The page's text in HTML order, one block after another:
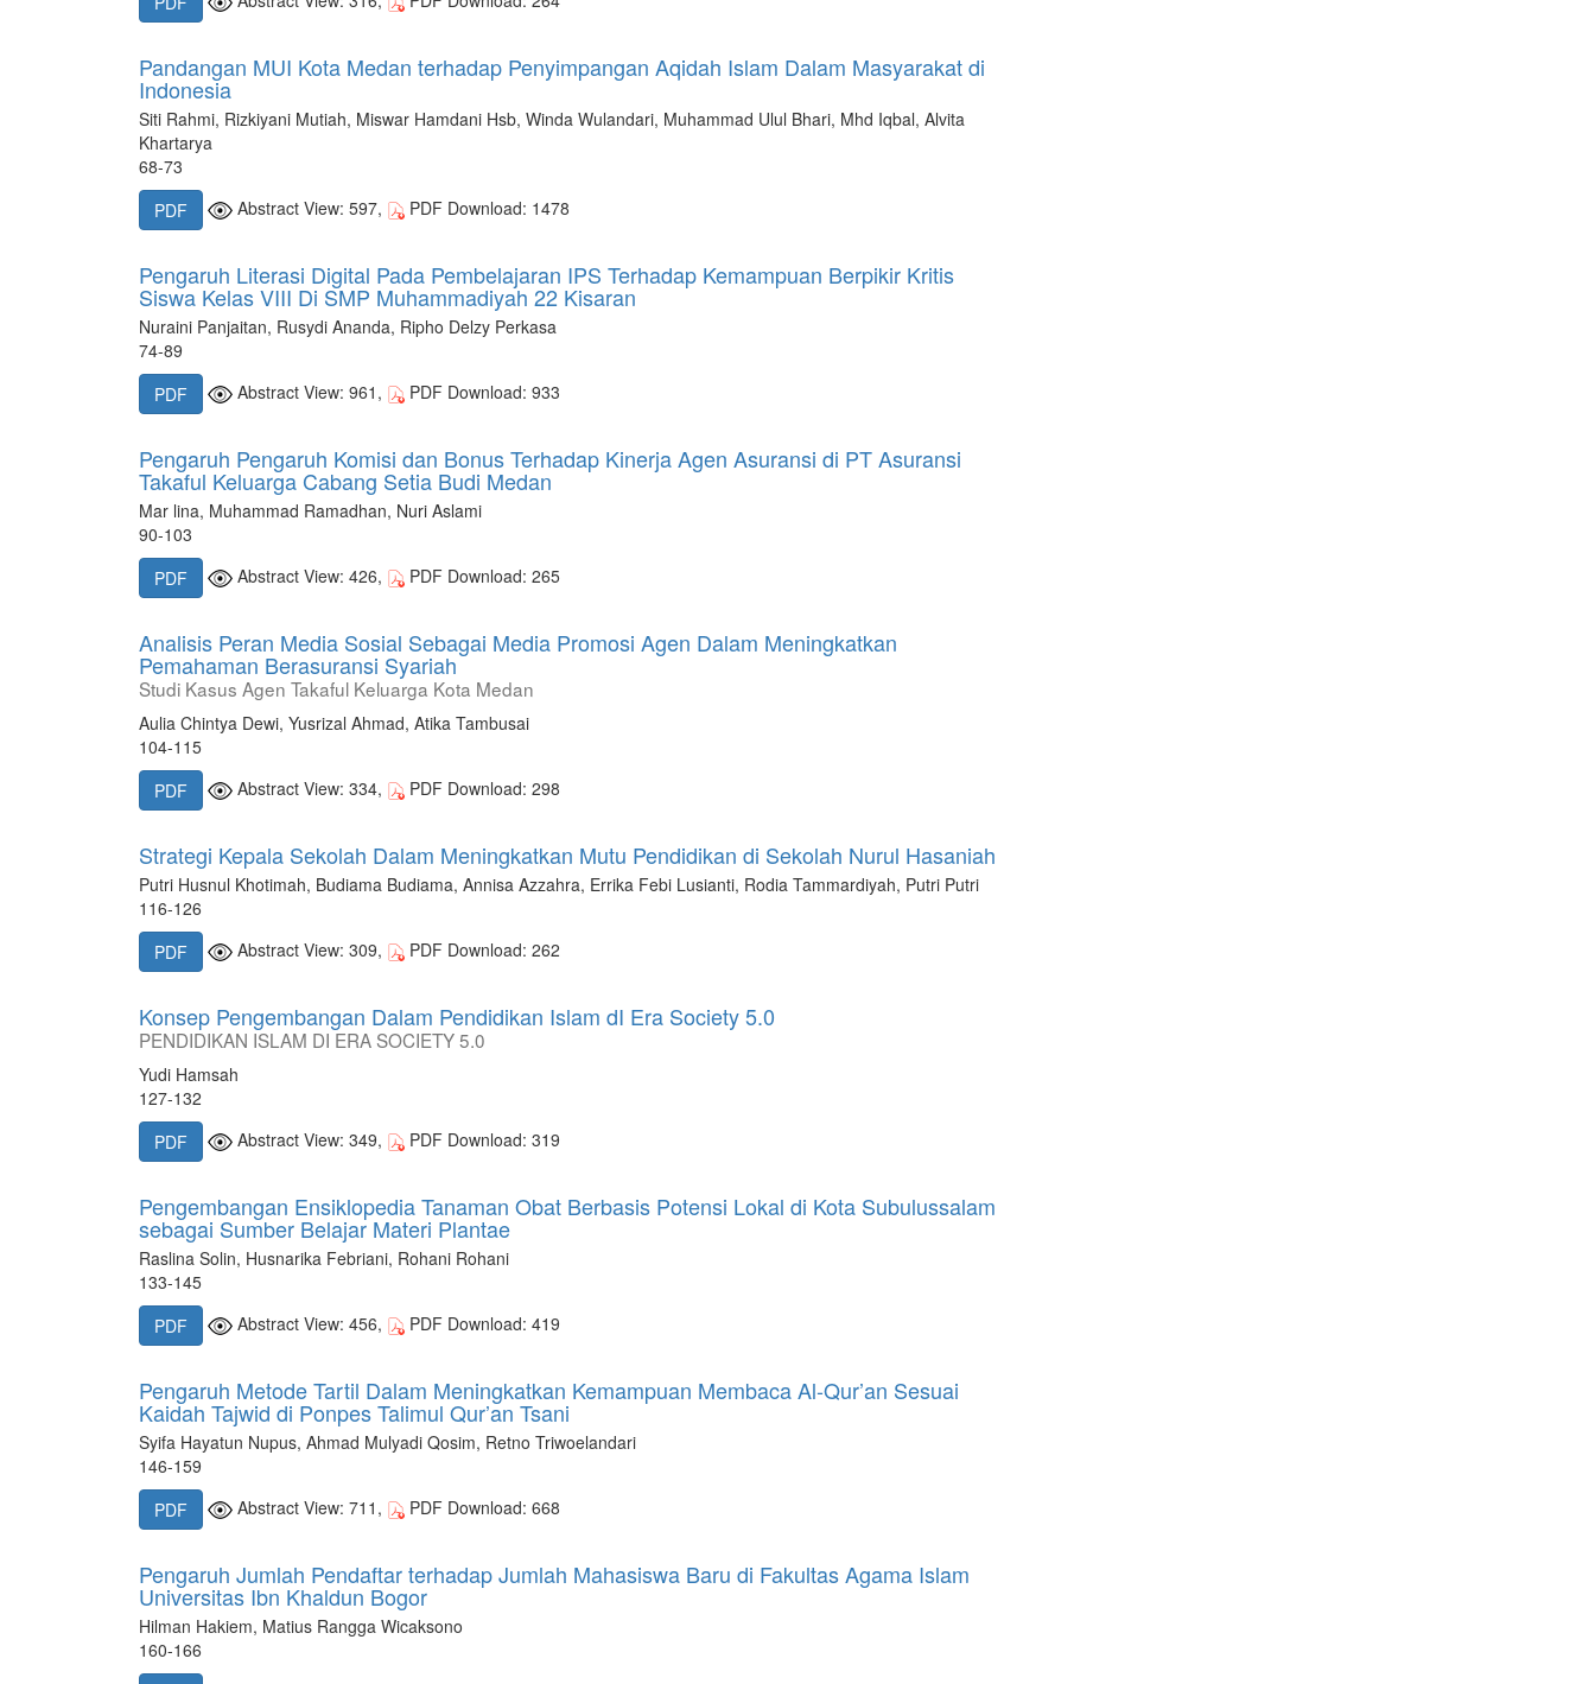
Pandangan MUI Kota Medan terhadap Penyimpangan Aqidah Islam Dalam Masyarakat di
Indonesia
Siti Rahmi, Rizkiyani Mutiah, Miswar Hamdani Hsb, Winda Wulandari, Muhammad Ulul Bhari, Mhd Iqbal, Alvita
Khartarya
68-73
PDF
Abstract View: 597, PDF Download: 1478
Pengaruh Literasi Digital Pada Pembelajaran IPS Terhadap Kemampuan Berpikir Kritis
Siswa Kelas VIII Di SMP Muhammadiyah 22 Kisaran
Nuraini Panjaitan, Rusydi Ananda, Ripho Delzy Perkasa
74-89
PDF
Abstract View: 961, PDF Download: 933
Pengaruh Pengaruh Komisi dan Bonus Terhadap Kinerja Agen Asuransi di PT Asuransi
Takaful Keluarga Cabang Setia Budi Medan
Mar lina, Muhammad Ramadhan, Nuri Aslami
90-103
PDF
Abstract View: 426, PDF Download: 265
Analisis Peran Media Sosial Sebagai Media Promosi Agen Dalam Meningkatkan
Pemahaman Berasuransi Syariah
Studi Kasus Agen Takaful Keluarga Kota Medan
Aulia Chintya Dewi, Yusrizal Ahmad, Atika Tambusai
104-115
PDF
Abstract View: 334, PDF Download: 298
Strategi Kepala Sekolah Dalam Meningkatkan Mutu Pendidikan di Sekolah Nurul Hasaniah
Putri Husnul Khotimah, Budiama Budiama, Annisa Azzahra, Errika Febi Lusianti, Rodia Tammardiyah, Putri Putri
116-126
PDF
Abstract View: 309, PDF Download: 262
Konsep Pengembangan Dalam Pendidikan Islam dI Era Society 5.0
PENDIDIKAN ISLAM DI ERA SOCIETY 5.0
Yudi Hamsah
127-132
PDF
Abstract View: 349, PDF Download: 319
Pengembangan Ensiklopedia Tanaman Obat Berbasis Potensi Lokal di Kota Subulussalam
sebagai Sumber Belajar Materi Plantae
Raslina Solin, Husnarika Febriani, Rohani Rohani
133-145
PDF
Abstract View: 456, PDF Download: 419
Pengaruh Metode Tartil Dalam Meningkatkan Kemampuan Membaca Al-Qur’an Sesuai
Kaidah Tajwid di Ponpes Talimul Qur’an Tsani
Syifa Hayatun Nupus, Ahmad Mulyadi Qosim, Retno Triwoelandari
146-159
PDF
Abstract View: 711, PDF Download: 668
Pengaruh Jumlah Pendaftar terhadap Jumlah Mahasiswa Baru di Fakultas Agama Islam
Universitas Ibn Khaldun Bogor
Hilman Hakiem, Matius Rangga Wicaksono
160-166